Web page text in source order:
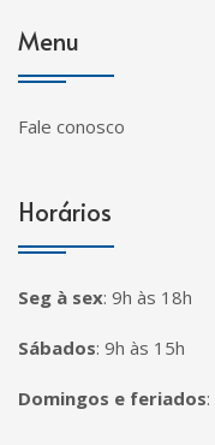
Menu
Fale conosco
Horários
Seg à sex: 9h às 18h
Sábados: 9h às 15h
Domingos e feriados: